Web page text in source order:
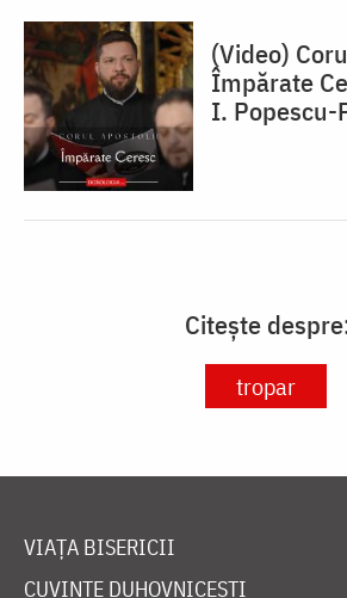
(Video)
⁠Împărate
I. Popescu-
Citește
tropar
VIAȚA BISERICII
CUVINTE DUHOVNICEȘTI